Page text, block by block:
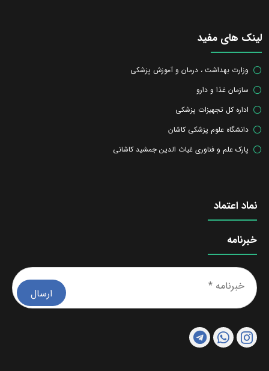
لینک های مفید
وزارت بهداشت ، درمان و آموزش پزشکی
سازمان غذا و دارو
اداره کل تجهیزات پزشکی
دانشگاه علوم پزشکی کاشان
پارک علم و فناوری غیاث الدین جمشید کاشانی
نماد اعتماد
خبرنامه
*